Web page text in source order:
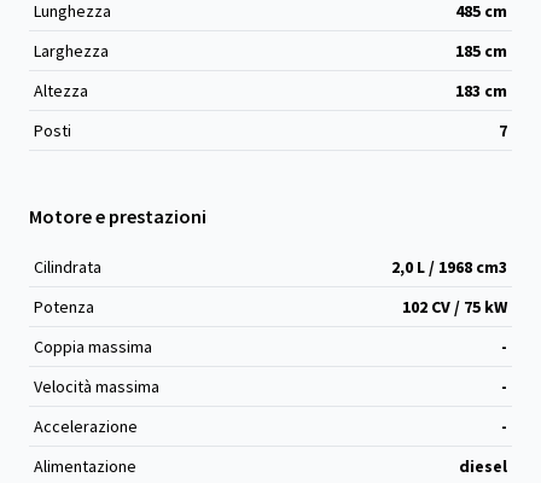
Lunghezza 485 cm
Larghezza
185 cm
Altezza
183 cm
Posti
7
Motore e prestazioni
Cilindrata 2,0 L / 1968 cm3
Potenza
102 CV / 75 kW
Coppia massima
-
Velocità massima
-
Accelerazione
-
Alimentazione
diesel